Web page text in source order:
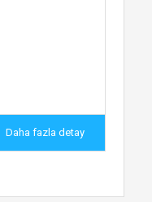
Daha fazla detay